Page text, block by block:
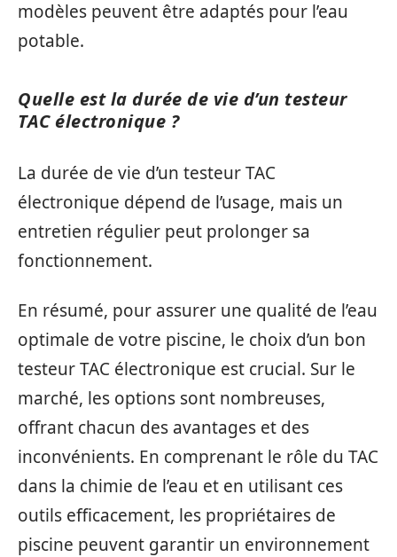
modèles peuvent être adaptés pour l’eau
potable.
Quelle est la durée de vie d’un testeur
TAC électronique ?
La durée de vie d’un testeur TAC
électronique dépend de l’usage, mais un
entretien régulier peut prolonger sa
fonctionnement.
En résumé, pour assurer une qualité de l’eau
optimale de votre piscine, le choix d’un bon
testeur TAC électronique est crucial. Sur le
marché, les options sont nombreuses,
offrant chacun des avantages et des
inconvénients. En comprenant le rôle du TAC
dans la chimie de l’eau et en utilisant ces
outils efficacement, les propriétaires de
piscine peuvent garantir un environnement